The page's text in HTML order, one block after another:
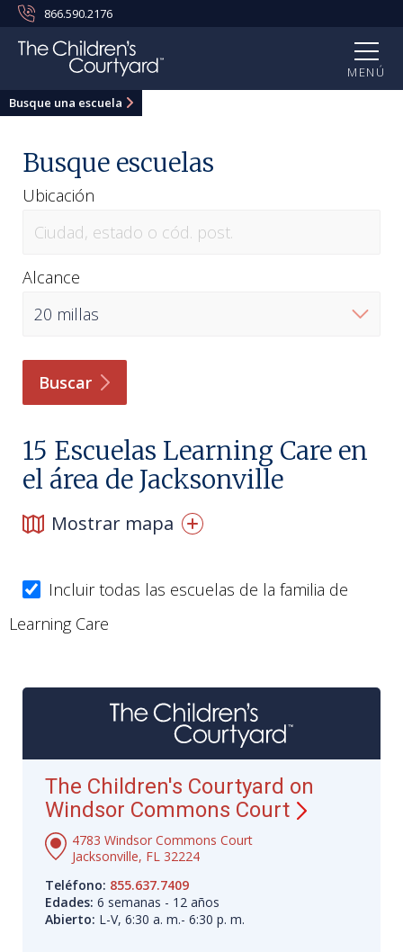
866.590.2176
MENÚ
Busque una escuela
Busque escuelas
Ubicación
Alcance
Buscar
15 Escuelas Learning Care en
el área de Jacksonville
Mostrar mapa
Incluir todas las escuelas de la familia de
Learning Care
The Children's Courtyard on
Windsor Commons Court
4783 Windsor Commons Court
Jacksonville, FL 32224
Teléfono: 855.637.7409
Edades: 6 semanas - 12 años
Abierto: L-V, 6:30 a. m.- 6:30 p. m.